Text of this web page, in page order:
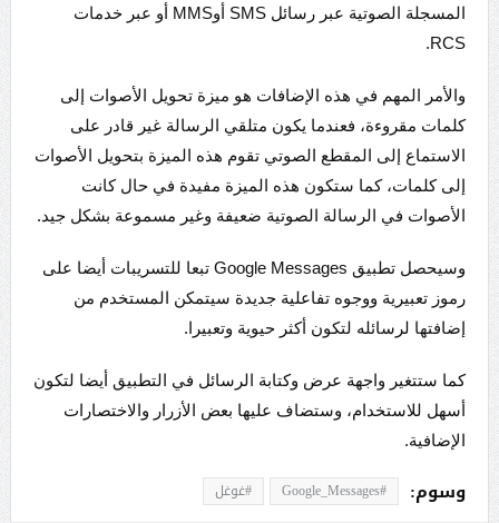
المسجلة الصوتية عبر رسائل SMS أوMMS أو عبر خدمات
RCS.
والأمر المهم في هذه الإضافات هو ميزة تحويل الأصوات إلى
كلمات مقروءة، فعندما يكون متلقي الرسالة غير قادر على
الاستماع إلى المقطع الصوتي تقوم هذه الميزة بتحويل الأصوات
إلى كلمات، كما ستكون هذه الميزة مفيدة في حال كانت
الأصوات في الرسالة الصوتية ضعيفة وغير مسموعة بشكل جيد.
وسيحصل تطبيق Google Messages تبعا للتسريبات أيضا على
رموز تعبيرية ووجوه تفاعلية جديدة سيتمكن المستخدم من
إضافتها لرسائله لتكون أكثر حيوية وتعبيرا.
كما ستتغير واجهة عرض وكتابة الرسائل في التطبيق أيضا لتكون
أسهل للاستخدام، وستضاف عليها بعض الأزرار والاختصارات
الإضافية.
وسوم: #Google_Messages #غوغل